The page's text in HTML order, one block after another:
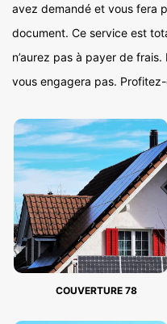
avez demandé et vous fera
document. Ce service est
n’aurez pas à payer de
vous engagera pas. Profitez-
COUVERTURE 78